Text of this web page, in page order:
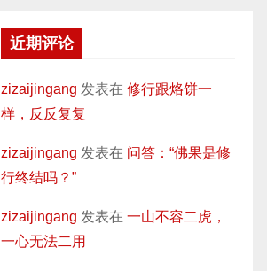
近期评论
zizaijingang 发表在 修行跟烙饼一
样，反反复复
zizaijingang 发表在 问答：“佛果是修
行终结吗？”
zizaijingang 发表在 一山不容二虎，
一心无法二用